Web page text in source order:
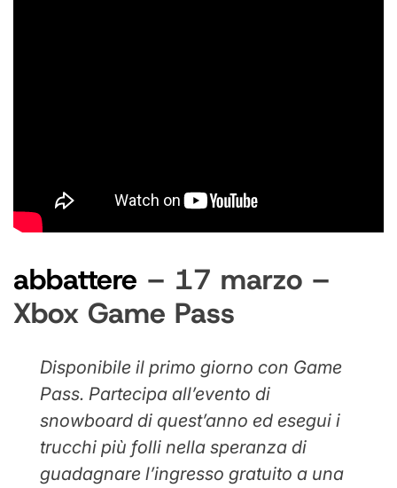
abbattere – 17 marzo –
Xbox Game Pass
Disponibile il primo giorno con Game
Pass. Partecipa all’evento di
snowboard di quest’anno ed esegui i
trucchi più folli nella speranza di
guadagnare l’ingresso gratuito a una